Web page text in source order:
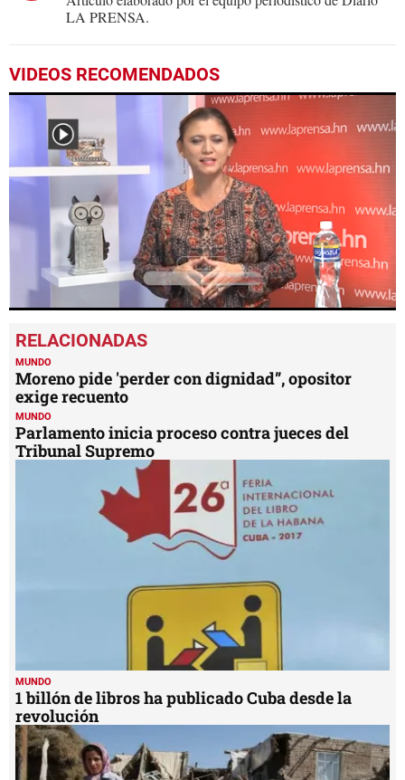
LA PRENSA.
VIDEOS RECOMENDADOS
seconds
of
1
minute,
52
seconds
MUNDO
Moreno pide 'perder con dignidad”, opositor
exige recuento
MUNDO
Parlamento inicia proceso contra jueces del
Tribunal Supremo
MUNDO
1 billón de libros ha publicado Cuba desde la
revolución